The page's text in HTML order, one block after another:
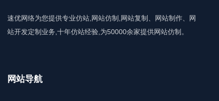
速优网络为您提供专业仿站,网站仿制,网站复制、网站制作、网
站开发定制业务,十年仿站经验,为50000余家提供网站仿制。
网站导航